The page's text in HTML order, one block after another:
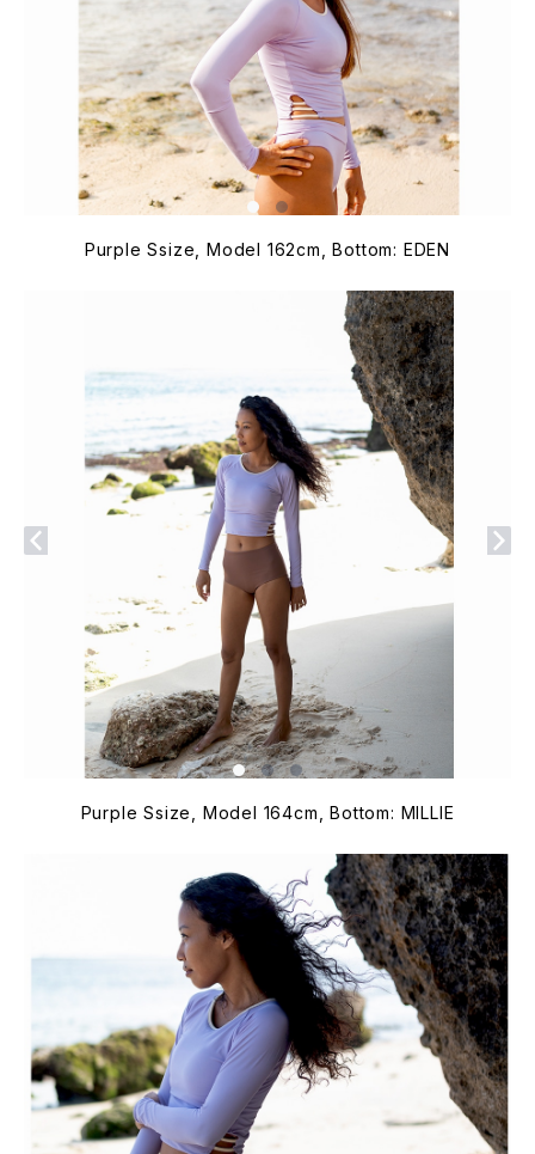
Purple Ssize, Model 162cm, Bottom: EDEN
Purple Ssize, Model 164cm, Bottom: MILLIE